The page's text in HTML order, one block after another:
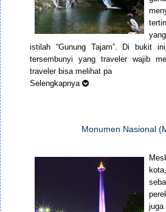
istilah “Gunung Tajam”. Di bukit
tersembunyi yang traveler wajib
traveler bisa melihat pa
Selengkapnya
Monumen Nasional